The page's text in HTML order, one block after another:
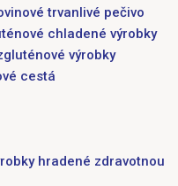
trvanlivé pečivo
chladené výrobky
výrobky
cestá
hradené zdravotnou